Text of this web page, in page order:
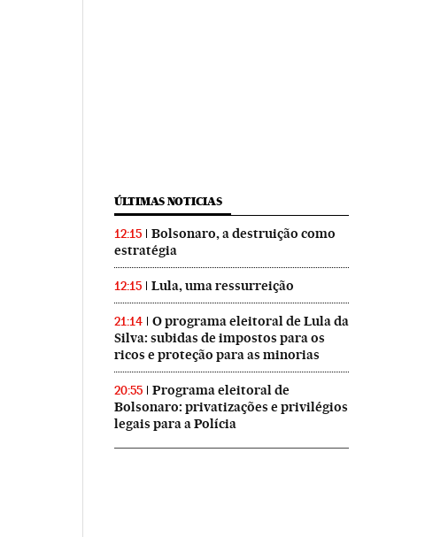
ÚLTIMAS NOTICIAS
12:15
Bolsonaro, a destruição como
estratégia
12:15 Lula, uma ressurreição
21:14
O programa eleitoral de Lula da
Silva: subidas de impostos para os
ricos e proteção para as minorias
20:55
Programa eleitoral de
Bolsonaro: privatizações e privilégios
legais para a Polícia